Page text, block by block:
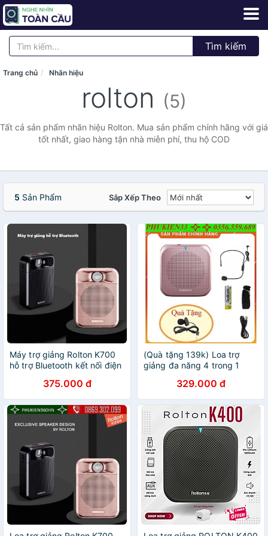
Tìm kiếm
Trang chủ Nhãn hiệu
rolton (5)
Tất cả sản phẩm nhãn hiệu Rolton. Mua sản phẩm chính hãng với giá
tốt nhất, giao hàng tận nhà miễn phí, thu hộ COD
5 Sản Phẩm Sắp Xếp Theo
Máy trợ giảng Rolton K700
hỗ trợ Bluetooth kết nối điện
375.000 đ
(Quà tặng 139k) Loa trợ
giảng đa năng 4 trong 1
micro cài áo cao cấp
329.000 đ